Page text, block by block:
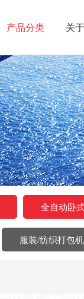
产品分类 关
全自动卧
服装/纺织打包机